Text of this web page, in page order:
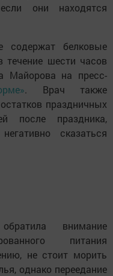
они находятся
содержат белковые
течение шести часов
Майорова на пресс-
. Врач также
праздничных
после праздника,
сказаться
внимание
питания
не стоит морить
однако переедание